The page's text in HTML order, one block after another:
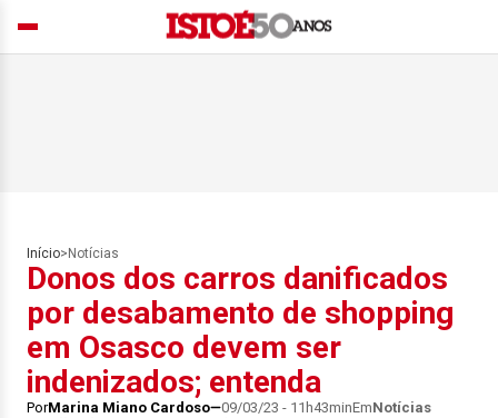
Início> Notícias
Donos dos carros danificados
por desabamento de shopping
em Osasco devem ser
indenizados; entenda
PorMarina Miano Cardoso 09/03/23 - 11h43minEmNotícias